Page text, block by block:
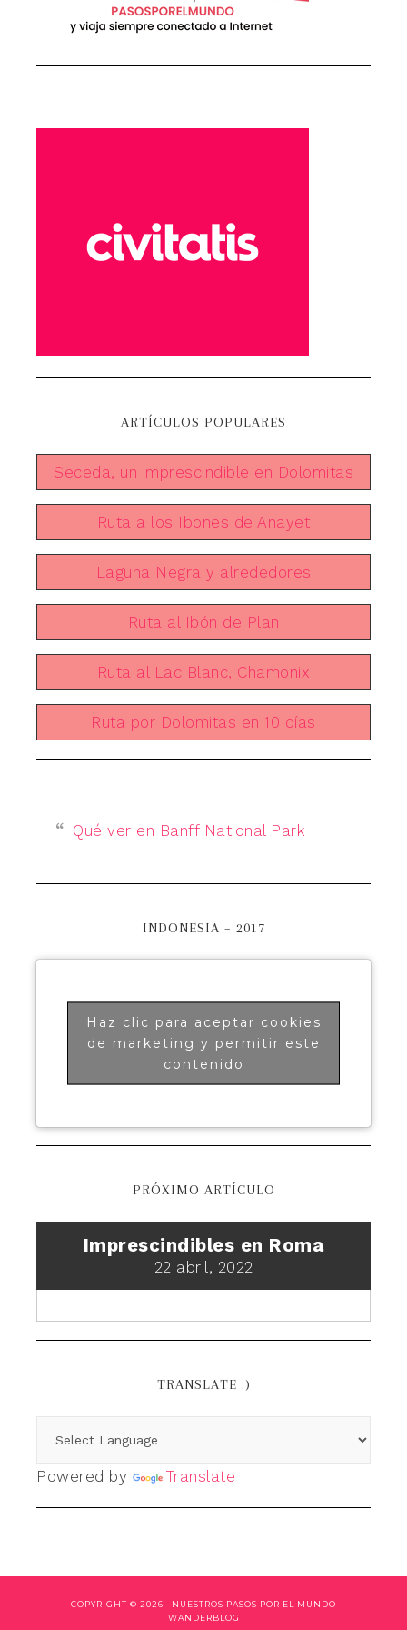
ARTÍCULOS POPULARES
Seceda, un imprescindible en Dolomitas
Ruta a los Ibones de Anayet
Laguna Negra y alrededores
Ruta al Ibón de Plan
Ruta al Lac Blanc, Chamonix
Ruta por Dolomitas en 10 días
Qué ver en Banff National Park
INDONESIA – 2017
Haz clic para aceptar cookies
de marketing y permitir este
contenido
PRÓXIMO ARTÍCULO
Imprescindibles en Roma
22 abril, 2022
TRANSLATE :)
Powered by Translate
COPYRIGHT © 2026 · NUESTROS PASOS POR EL MUNDO
WANDERBLOG